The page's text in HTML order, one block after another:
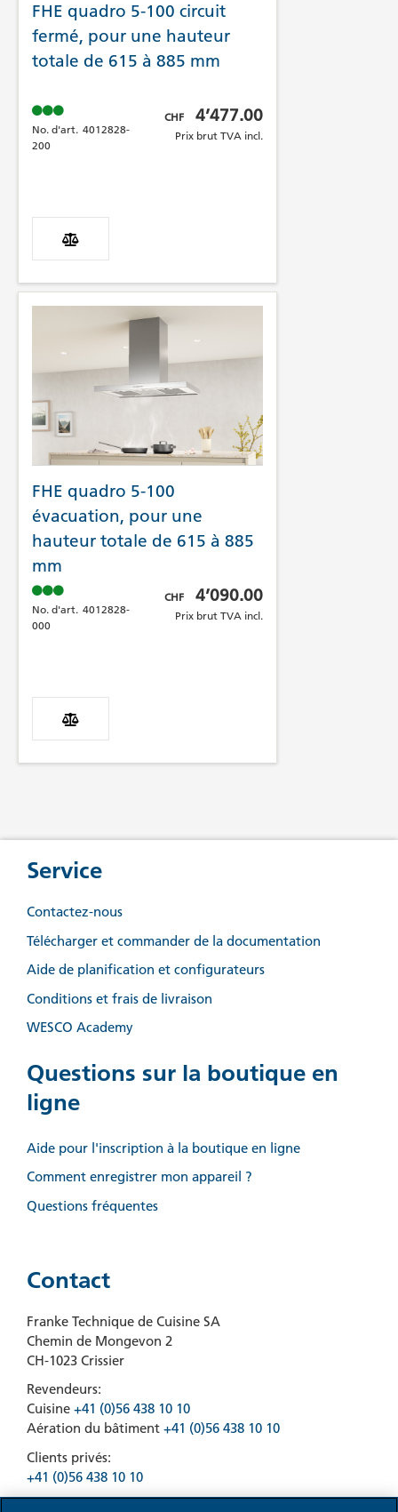
FHE quadro 5-100 circuit
fermé, pour une hauteur
totale de 615 à 885 mm
Prix brut TVA incl.
CHF 4’477.00
Prix brut TVA incl.
No. d'art. 4012828-
200
FHE quadro 5-100
évacuation, pour une
hauteur totale de 615 à 885
mm
Prix brut TVA incl.
CHF 4’090.00
Prix brut TVA incl.
No. d'art. 4012828-
000
Service
Contactez-nous
Télécharger et commander de la documentation
Aide de planification et configurateurs
Conditions et frais de livraison
WESCO Academy
Questions sur la boutique en
ligne
Aide pour l'inscription à la boutique en ligne
Comment enregistrer mon appareil ?
Questions fréquentes
Contact
Franke Technique de Cuisine SA
Chemin de Mongevon 2
CH-1023 Crissier
Revendeurs:
Cuisine +41 (0)56 438 10 10
Aération du bâtiment +41 (0)56 438 10 10
Clients privés:
+41 (0)56 438 10 10